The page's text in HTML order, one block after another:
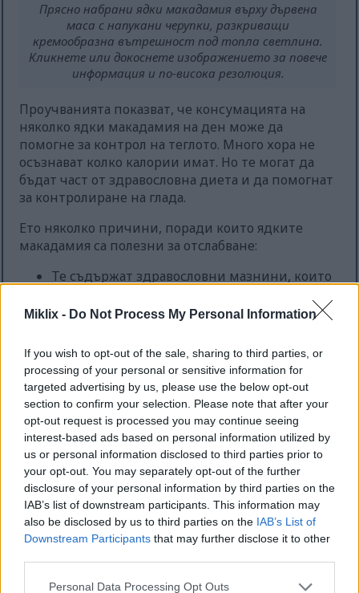
Miklix - Do Not Process My Personal Information
If you wish to opt-out of the sale, sharing to third parties, or
processing of your personal or sensitive information for
targeted advertising by us, please use the below opt-out
section to confirm your selection. Please note that after your
opt-out request is processed you may continue seeing
interest-based ads based on personal information utilized by
us or personal information disclosed to third parties prior to
your opt-out. You may separately opt-out of the further
disclosure of your personal information by third parties on the
IAB’s list of downstream participants. This information may
also be disclosed by us to third parties on the IAB’s List of
Downstream Participants that may further disclose it to other
Please note that this website/app uses one or more Google
Personal Data Processing Opt Outs
Прясно набрани ядки макадамия върху дървена
маса с напукани черупки, разкриващи
кремообразна вътрешност под топла светлина.
Кликнете или докоснете изображението за повече
информация и по-висока резолюция.
Проучванията показват, че консумацията на
няколко ядки макадамия на ден може да
помогне за контрол на теглото. Много хора не
осъзнават колко калории имат. Но те могат да
бъдат част от здравословна диета и да помогнат
за контролиране на глада.
Ето няколко причини, поради които ядките
макадамия са полезни за отслабване:
Те съдържат здравословни мазнини, които
Те са добър източник на фибри, които
чувствате сити.
Те са лесни за добавяне към много
различни ястия.
Изборът на ядки макадамия може да ви помогне
да се чувствате сити и да подпомогне
постигането на целите ви за отслабване. Това е
стъпка към по-здравословно хранене.
Подобряване на здравето на